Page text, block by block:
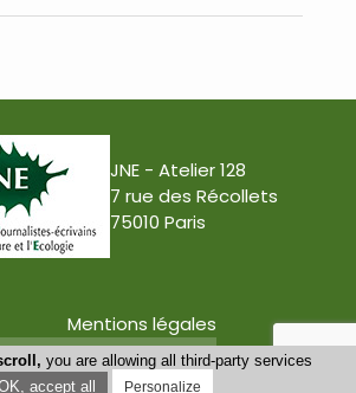
JNE - Atelier 128
7 rue des Récollets
75010 Paris
Mentions légales
: Tabula Rasa
you are allowing all third-party services
accept all
Personalize